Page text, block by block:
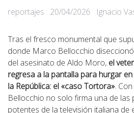
Categories
reportajes
Posted
20/04/2026 Ignacio
Tras el fresco monumental que
donde Marco Bellocchio
del asesinato de Aldo Moro, el
regresa a la pantalla para hurgar
la República: el «caso Tortora».
Bellocchio no solo firma una de las
potentes de la televisión italiana de